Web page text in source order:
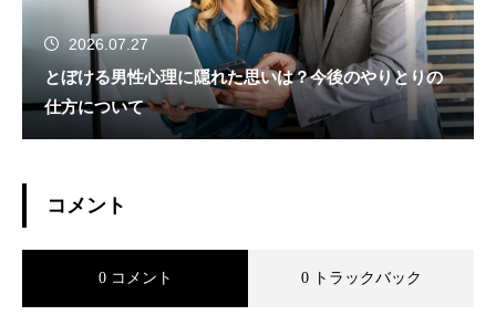
2026.07.27
とぼける男性心理に隠れた思いは？今後のやりとりの
仕方について
コメント
0 コメント 0 トラックバック